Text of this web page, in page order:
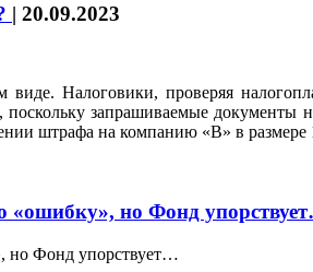
| 20.09.2023
Налоговики, проверяя
поскольку запрашиваемые
штрафа на компанию «В» в размере
«ошибку», но Фонд